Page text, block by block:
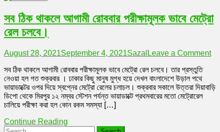
সব ঠিক থাকলে আগামী রোববার পরীক্ষামূলক ভাবে মেট্রো
রেল চলবে।
August 28, 2021September 4, 2021Sazal Leave a Commenton
সব ঠিক থাকলে আগামী রোববার পরীক্ষামূলক ভাবে মেট্রো রেল চলবে। তার প্রস্তুতি
নেওয়া হল গত শুক্রবার । ঢাকার কিছু মানুষ মুগ্ধ হয়ে দেখল বাংলাদেশে উড়াল পথে
ভায়াডাক্টের ওপর দিয়ে স্বপ্নের মেট্রো রেলের চলাচল। শুক্রবার সকালে উত্তরা দিয়াবাড়ি
ডিপো থেকে মিরপুর ১২ নম্বর স্টেশন পর্যন্ত ভায়াডাক্টে প্রথমবারের মতো মেট্রোরেল
চালিয়ে পরীক্ষা করা হল কোন রকম সমস্যা […]
Continue Reading
Search